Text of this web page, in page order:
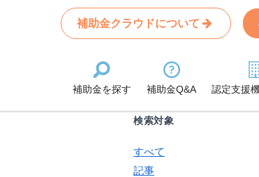
補助金クラウドについて
補助金を探す 補助金Q&A 認定支援
Search
条件から記事を探す
検索対象
すべて
記事